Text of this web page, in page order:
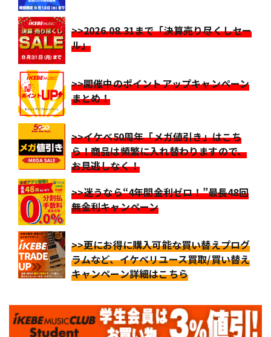
>>2026.08.31まで「決算売り尽くしセー
ル」
>>開催中のポイントアップキャンペーン
まとめ！
>>イケベ50周年「メガ値引き」はこち
ら！商品は頻繁に入れ替わりますので、
お見逃しなく！
>>迷うなら“4年間金利ゼロ！”最長48回
無金利キャンペーン
>>更にお得に購入可能な買い替えプログ
ラムなど、イケベリユース買取/買い替え
キャンペーン詳細はこちら